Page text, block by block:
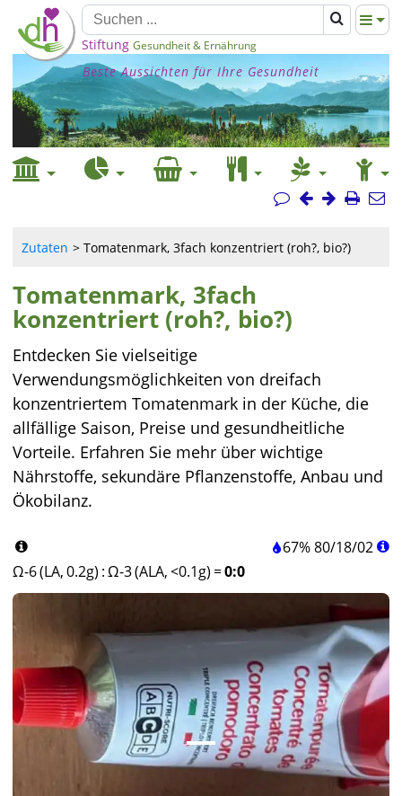
Stiftung Gesundheit & Ernährung
Beste Aussichten für Ihre Gesundheit
Zutaten Tomatenmark, 3fach konzentriert (roh?, bio?)
Tomatenmark, 3fach
konzentriert (roh?, bio?)
Entdecken Sie vielseitige
Verwendungsmöglichkeiten von dreifach
konzentriertem Tomatenmark in der Küche, die
allfällige Saison, Preise und gesundheitliche
Vorteile. Erfahren Sie mehr über wichtige
Nährstoffe, sekundäre Pflanzenstoffe, Anbau und
Ökobilanz.
67%80/18/02
Ω-6 (LA, 0.2g) :Ω-3 (ALA, <0.1g) =0:0